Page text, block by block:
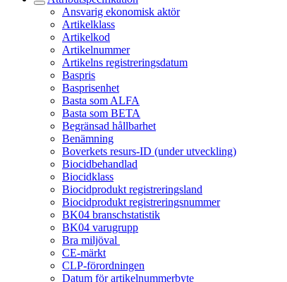
Ansvarig ekonomisk aktör
Artikelklass
Artikelkod
Artikelnummer
Artikelns registreringsdatum
Baspris
Basprisenhet
Basta som ALFA
Basta som BETA
Begränsad hållbarhet
Benämning
Boverkets resurs-ID (under utveckling)
Biocidbehandlad
Biocidklass
Biocidprodukt registreringsland
Biocidprodukt registreringsnummer
BK04 branschstatistik
BK04 varugrupp
Bra miljöval
CE-märkt
CLP-förordningen
Datum för artikelnummerbyte